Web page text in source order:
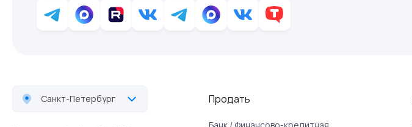
Санкт-Петербург Продать
Банк / Финансово-кредитная